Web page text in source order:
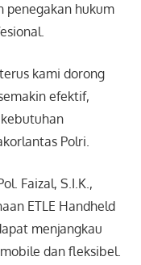
penegakan hukum
kami dorong
efektif,
Polri.
Faizal, S.I.K.,
ETLE Handheld
menjangkau
dan fleksibel.